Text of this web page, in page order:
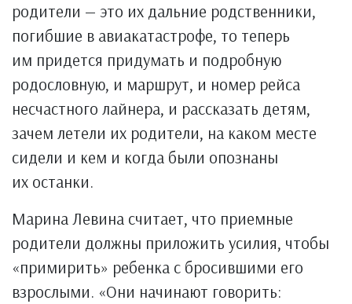
родители — это их дальние родственники,
погибшие в авиакатастрофе, то теперь
им придется придумать и подробную
родословную, и маршрут, и номер рейса
несчастного лайнера, и рассказать детям,
зачем летели их родители, на каком месте
сидели и кем и когда были опознаны
их останки.
Марина Левина считает, что приемные
родители должны приложить усилия, чтобы
«примирить» ребенка с бросившими его
взрослыми. «Они начинают говорить: